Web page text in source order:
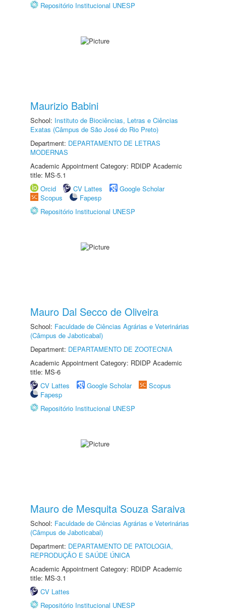
Repositório Institucional UNESP
Maurizio Babini
School: Instituto de Biociências, Letras e Ciências
Exatas (Câmpus de São José do Rio Preto)
Department: DEPARTAMENTO DE LETRAS
MODERNAS
Academic Appointment Category: RDIDP Academic
title: MS-5.1
Orcid
CV Lattes
Google Scholar
Scopus
Fapesp
Repositório Institucional UNESP
Mauro Dal Secco de Oliveira
School: Faculdade de Ciências Agrárias e Veterinárias
(Câmpus de Jaboticabal)
Department: DEPARTAMENTO DE ZOOTECNIA
Academic Appointment Category: RDIDP Academic
title: MS-6
CV Lattes
Google Scholar
Scopus
Fapesp
Repositório Institucional UNESP
Mauro de Mesquita Souza Saraiva
School: Faculdade de Ciências Agrárias e Veterinárias
(Câmpus de Jaboticabal)
Department: DEPARTAMENTO DE PATOLOGIA,
REPRODUÇÃO E SAÚDE ÚNICA
Academic Appointment Category: RDIDP Academic
title: MS-3.1
CV Lattes
Repositório Institucional UNESP